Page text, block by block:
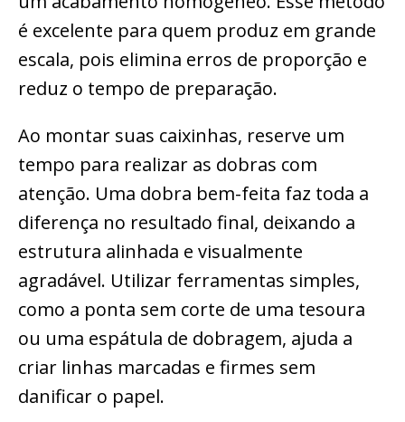
é excelente para quem produz em grande
escala, pois elimina erros de proporção e
reduz o tempo de preparação.
Ao montar suas caixinhas, reserve um
tempo para realizar as dobras com
atenção. Uma dobra bem-feita faz toda a
diferença no resultado final, deixando a
estrutura alinhada e visualmente
agradável. Utilizar ferramentas simples,
como a ponta sem corte de uma tesoura
ou uma espátula de dobragem, ajuda a
criar linhas marcadas e firmes sem
danificar o papel.